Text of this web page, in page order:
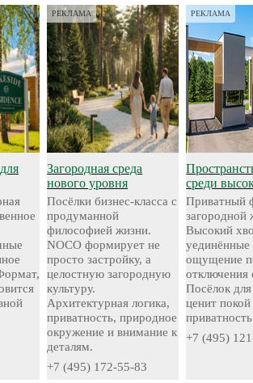
РЕКЛАМА
Загородная среда
нового уровня
Посёлки бизнес-класса с
продуманной
философией жизни.
NOCO формирует не
просто застройку, а
целостную загородную
культуру.
Архитектурная логика,
приватность, природное
окружение и внимание к
деталям.
+7 (495) 172-55-83
РЕКЛАМА
среди
Приватный
загородной
Высокий
уединённые
ощущение
отключения
Посёлок
ценит
приватность
+7 (495)